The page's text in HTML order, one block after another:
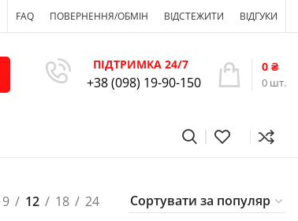
FAQ ПОВЕРНЕННЯ/ОБМІН ВІДСТЕЖИТИ ВІДГУКИ
ПІДТРИМКА 24/7
+38 (098) 19-90-150 0 шт.
0 ₴
9 12 18 24